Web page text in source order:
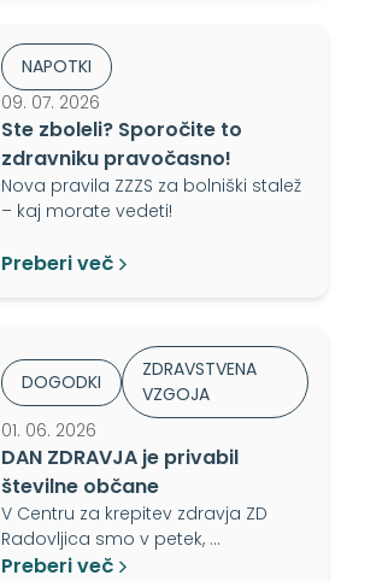
NAPOTKI
09. 07. 2026
Ste zboleli? Sporočite to
zdravniku pravočasno!
Nova pravila ZZZS za bolniški stalež
– kaj morate vedeti!
Preberi več
DOGODKI
ZDRAVSTVENA
VZGOJA
01. 06. 2026
DAN ZDRAVJA je privabil
številne občane
V Centru za krepitev zdravja ZD
Radovljica smo v petek, …
Preberi več